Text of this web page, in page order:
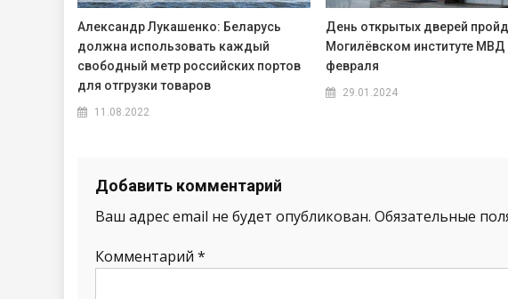
Александр Лукашенко: Беларусь
должна использовать каждый
свободный метр российских портов
для отгрузки товаров
11.08.2022
День открытых дверей
Могилёвском институте МВД
февраля
29.01.2024
Добавить комментарий
Ваш адрес email не будет опубликован. Обязательные
Комментарий *